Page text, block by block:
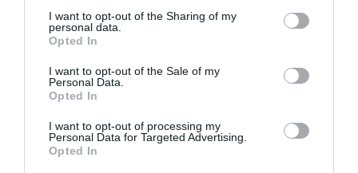
not limited to your visit or usage behaviour. You may click to
grant or deny consent to Google and its third-party tags to
use your data for below specified purposes in below Google
consent section.
I want to opt-out of the Sharing of my
personal data.
Opted In
I want to opt-out of the Sale of my
Personal Data.
Opted In
I want to opt-out of processing my
Personal Data for Targeted Advertising.
Opted In
Άδωνις Γεωργιάδης. Σε ανάρτησή του υπουργός
Υγείας αναφέρει ότι είχε ζητή...
17:02 | 05 Αυγούστου 2026